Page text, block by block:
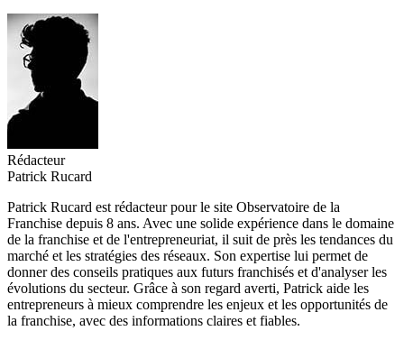
Rédacteur
Patrick Rucard
Patrick Rucard est rédacteur pour le site Observatoire de la
Franchise depuis 8 ans. Avec une solide expérience dans le domaine
de la franchise et de l'entrepreneuriat, il suit de près les tendances du
marché et les stratégies des réseaux. Son expertise lui permet de
donner des conseils pratiques aux futurs franchisés et d'analyser les
évolutions du secteur. Grâce à son regard averti, Patrick aide les
entrepreneurs à mieux comprendre les enjeux et les opportunités de
la franchise, avec des informations claires et fiables.